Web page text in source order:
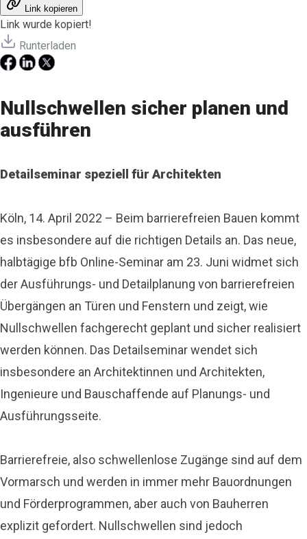
Link kopieren
Link wurde kopiert!
Runterladen
Nullschwellen sicher planen und
ausführen
Detailseminar speziell für Architekten
Köln, 14. April 2022 – Beim barrierefreien Bauen kommt
es insbesondere auf die richtigen Details an. Das neue,
halbtägige bfb Online-Seminar am 23. Juni widmet sich
der Ausführungs- und Detailplanung von barrierefreien
Übergängen an Türen und Fenstern und zeigt, wie
Nullschwellen fachgerecht geplant und sicher realisiert
werden können. Das Detailseminar wendet sich
insbesondere an Architektinnen und Architekten,
Ingenieure und Bauschaffende auf Planungs- und
Ausführungsseite.
Barrierefreie, also schwellenlose Zugänge sind auf dem
Vormarsch und werden in immer mehr Bauordnungen
und Förderprogrammen, aber auch von Bauherren
explizit gefordert. Nullschwellen sind jedoch